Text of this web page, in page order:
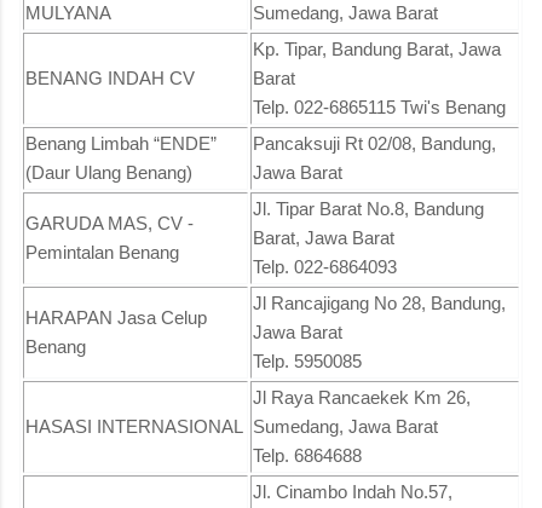
MULYANA
Sumedang, Jawa Barat
BENANG INDAH CV
Kp. Tipar, Bandung Barat, Jawa
Barat
Telp. 022-6865115 Twi's Benang
Benang Limbah “ENDE”
(Daur Ulang Benang)
Pancaksuji Rt 02/08, Bandung,
Jawa Barat
GARUDA MAS, CV -
Pemintalan Benang
Jl. Tipar Barat No.8, Bandung
Barat, Jawa Barat
Telp. 022-6864093
HARAPAN Jasa Celup
Benang
Jl Rancajigang No 28, Bandung,
Jawa Barat
Telp. 5950085
HASASI INTERNASIONAL
Jl Raya Rancaekek Km 26,
Sumedang, Jawa Barat
Telp. 6864688
Jl. Cinambo Indah No.57,